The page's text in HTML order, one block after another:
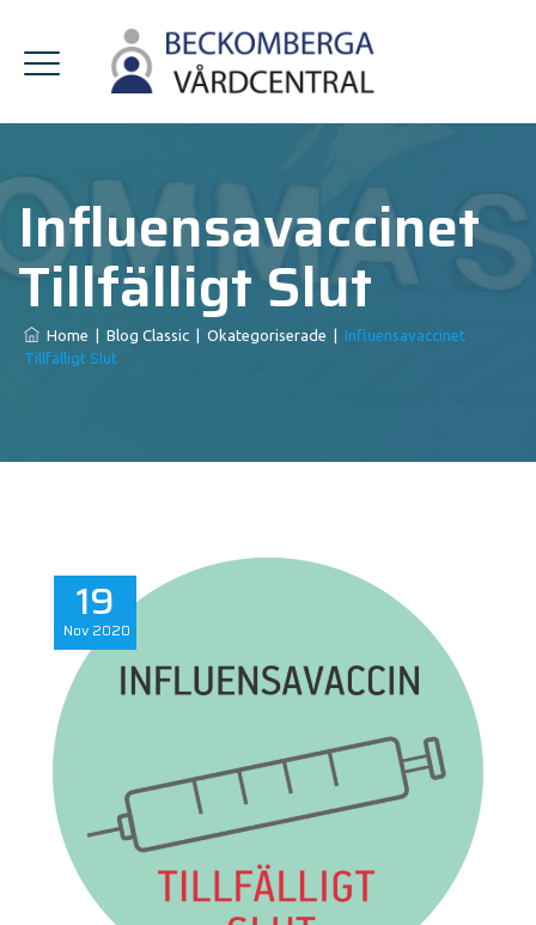
Influensavaccinet
Tillfälligt Slut
Home Blog Classic Okategoriserade
Influensavaccinet
Tillfälligt Slut
19
Nov 2020